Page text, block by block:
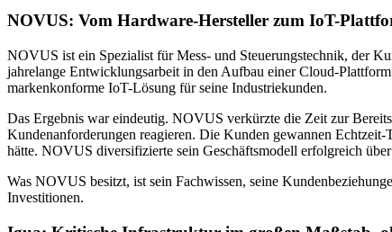
NOVUS: Vom Hardware-Hersteller zum IoT-
NOVUS ist ein Spezialist für Mess- und Steuerungstechnik, der
jahrelange Entwicklungsarbeit in den Aufbau einer Cloud-
markenkonforme IoT-Lösung für seine Industriekunden.
Das Ergebnis war eindeutig. NOVUS verkürzte die Zeit zur
Kundenanforderungen reagieren. Die Kunden gewannen Echtzeit-
hätte. NOVUS diversifizierte sein Geschäftsmodell erfolgreich
Was NOVUS besitzt, ist sein Fachwissen, seine
Investitionen.